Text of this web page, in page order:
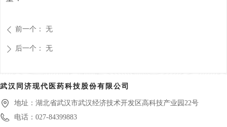
ꄴ 前一个： 无
ꄲ 后一个： 无
地址： 湖北省武汉市武汉经济技术开发区高科技产业园22号
电话： 027-84399883
武汉同济现代医药科技股份有限公司